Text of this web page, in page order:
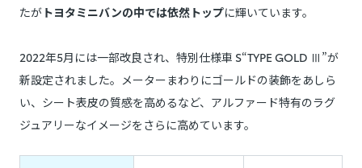
たが トヨタミニバンの中では依然トップに輝いています。
2022年5月には一部改良され、特別仕様車 S“TYPE GOLD Ⅲ”が
新設定されました。メーターまわりにゴールドの装飾をあしら
い、シート表皮の質感を高めるなど、アルファード特有のラグ
ジュアリーなイメージをさらに高めています。